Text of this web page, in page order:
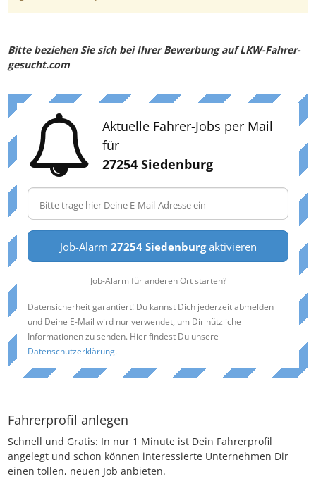
Bitte beziehen Sie sich bei Ihrer Bewerbung auf LKW-Fahrer-
gesucht.com
Aktuelle Fahrer-Jobs per Mail
für
27254 Siedenburg
Job-Alarm 27254 Siedenburgaktivieren
Job-Alarm für anderen Ort starten?
Datensicherheit garantiert! Du kannst Dich jederzeit abmelden
und Deine E-Mail wird nur verwendet, um Dir nützliche
Informationen zu senden. Hier findest Du unsere
Datenschutzerklärung.
Fahrerprofil anlegen
Schnell und Gratis: In nur 1 Minute ist Dein Fahrerprofil
angelegt und schon können interessierte Unternehmen Dir
einen tollen, neuen Job anbieten.